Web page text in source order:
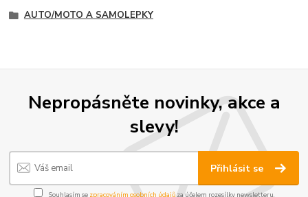
AUTO/MOTO A SAMOLEPKY
Nepropásněte novinky, akce a
slevy!
Přihlásit se
Souhlasím se zpracováním osobních údajůza účelem rozesílky newsletteru.